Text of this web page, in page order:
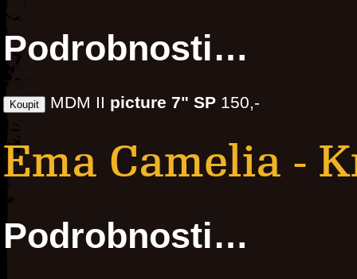
Podrobnosti…
MDM II picture 7" SP 150,-
Ema Camelia -
Podrobnosti…